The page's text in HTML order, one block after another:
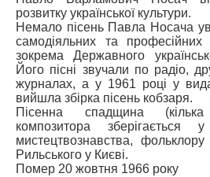
розвитку української культури.
Немало пісень Павла Носача
самодіяльних та професійних
зокрема Державного
Його пісні звучали по радіо,
журналах, а у 1961 році у
вийшла збірка пісень кобзаря.
Пісенна спадщина
композитора зберігається
мистецтвознавства,
Рильського у Києві.
Помер 20 жовтня 1966 року